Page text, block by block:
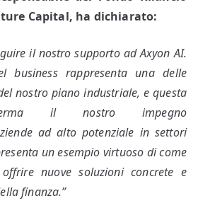
Capital, ha dichiarato:
il nostro supporto ad Axyon AI.
business rappresenta una delle
nostro piano industriale, e questa
il nostro impegno
ad alto potenziale in settori
un esempio virtuoso di come
offrire nuove soluzioni concrete e
finanza.”